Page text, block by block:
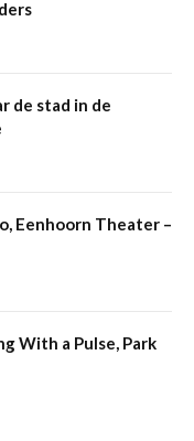
de stad in de
Eenhoorn Theater –
With a Pulse, Park